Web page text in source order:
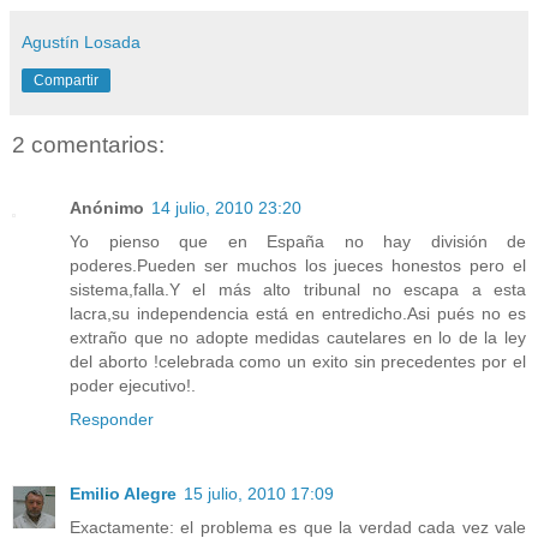
Agustín Losada
Compartir
2 comentarios:
Anónimo 14 julio, 2010 23:20
Yo pienso que en España no hay división de
poderes.Pueden ser muchos los jueces honestos pero el
sistema,falla.Y el más alto tribunal no escapa a esta
lacra,su independencia está en entredicho.Asi pués no es
extraño que no adopte medidas cautelares en lo de la ley
del aborto !celebrada como un exito sin precedentes por el
poder ejecutivo!.
Responder
Emilio Alegre 15 julio, 2010 17:09
Exactamente: el problema es que la verdad cada vez vale